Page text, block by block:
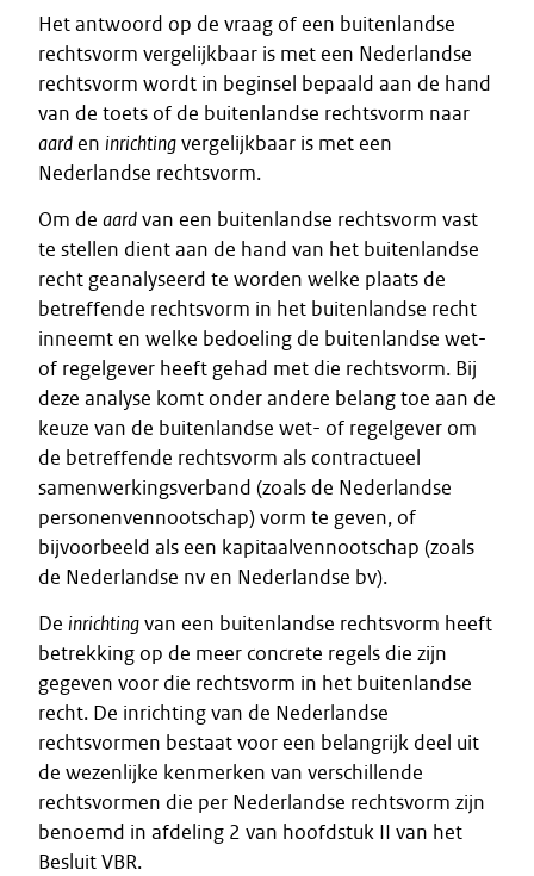
Het antwoord op de vraag of een buitenlandse
rechtsvorm vergelijkbaar is met een Nederlandse
rechtsvorm wordt in beginsel bepaald aan de hand
van de toets of de buitenlandse rechtsvorm naar
aard en inrichtingvergelijkbaar is met een
Nederlandse rechtsvorm.
Om de aardvan een buitenlandse rechtsvorm vast
te stellen dient aan de hand van het buitenlandse
recht geanalyseerd te worden welke plaats de
betreffende rechtsvorm in het buitenlandse recht
inneemt en welke bedoeling de buitenlandse wet-
of regelgever heeft gehad met die rechtsvorm. Bij
deze analyse komt onder andere belang toe aan de
keuze van de buitenlandse wet- of regelgever om
de betreffende rechtsvorm als contractueel
samenwerkingsverband (zoals de Nederlandse
personenvennootschap) vorm te geven, of
bijvoorbeeld als een kapitaalvennootschap (zoals
de Nederlandse nv en Nederlandse bv).
De inrichtingvan een buitenlandse rechtsvorm heeft
betrekking op de meer concrete regels die zijn
gegeven voor die rechtsvorm in het buitenlandse
recht. De inrichting van de Nederlandse
rechtsvormen bestaat voor een belangrijk deel uit
de wezenlijke kenmerken van verschillende
rechtsvormen die per Nederlandse rechtsvorm zijn
benoemd in afdeling 2 van hoofdstuk II van het
Besluit VBR.